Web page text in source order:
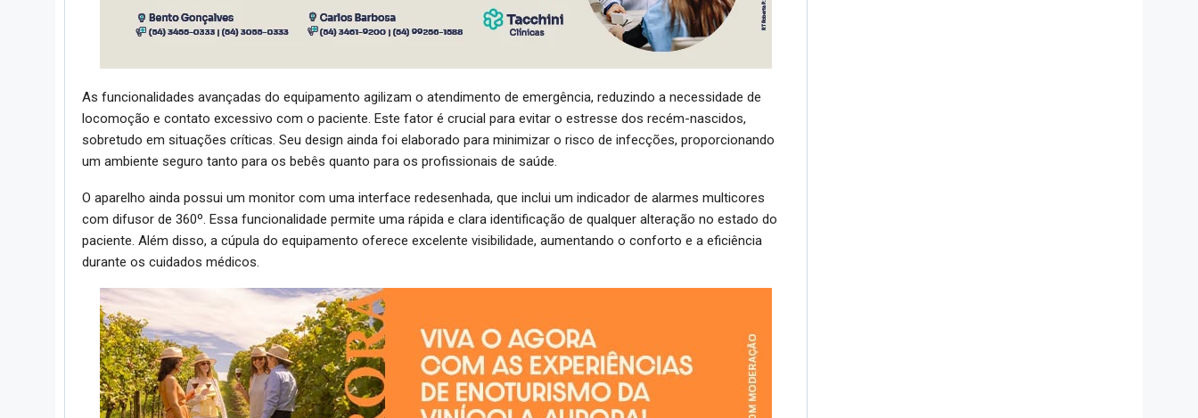
As funcionalidades avançadas do equipamento agilizam o atendimento de emergência, reduzindo a necessidade de
locomoção e contato excessivo com o paciente. Este fator é crucial para evitar o estresse dos recém-nascidos,
sobretudo em situações críticas. Seu design ainda foi elaborado para minimizar o risco de infecções, proporcionando
um ambiente seguro tanto para os bebês quanto para os profissionais de saúde.
O aparelho ainda possui um monitor com uma interface redesenhada, que inclui um indicador de alarmes multicores
com difusor de 360º. Essa funcionalidade permite uma rápida e clara identificação de qualquer alteração no estado do
paciente. Além disso, a cúpula do equipamento oferece excelente visibilidade, aumentando o conforto e a eficiência
durante os cuidados médicos.